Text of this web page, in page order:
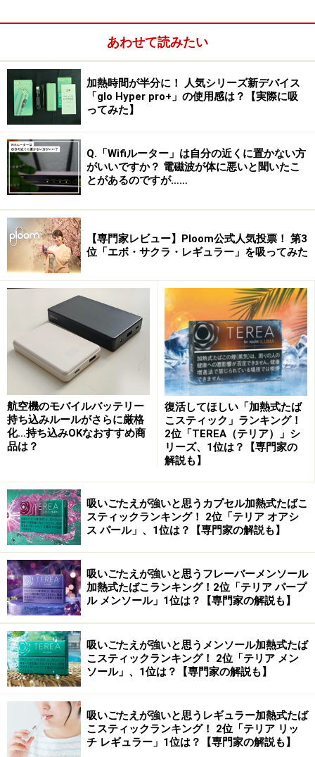
マクセル、アイ・オー・データ、バーベイタムからメデ
ィアがから販売されている。ただし、日立マクセル製以
外は店頭在庫は多くない。
1TBのiVDR-Sには、TS(放送そのままの画質)モードで90
時間～126時間の地上デジ/BS/CSデジタル放送番組を記
録しておける。これは、2時間相当の映画で約53本分も
の容量で、Blu-rayの2層式ディスク(BD-DL、50GB)の15
～21倍、新規格であるBDXL(100GB、128GB)の7～10倍
に相当する。録画モードも複数から選べ、最大25倍での
録画が可能。この場合、1TBのiVカセットで約2380時間
の録画が可能だ。これだけの番組が保存できるので、メ
ディア保管場所の節約になる。大量の録画データを保有
したユーザーほどメリットが大きい。
iVDR-Sはスマホを少し厚くした程度の大きさ
iVのもう一つの特徴は、ダビングの際の高速さ。1時間番
組のダビングに要する時間は約7分で、Blu-rayディスク
より断然速い。内蔵HDDからiVDR-Sへのダビングはもち
ろん、その逆も簡単。当然ながら、番組の消去も高速
で、繰り返し録画が可能。消去防止のためのロックも、
番組ごとに設定できる。
次ページでは、パソコンでの使用について解説する
※記事内容は執筆時点のものです。最新の内容をご確認くださ
い。
あわせて読みたい
加熱時間が半分に！ 人気シリーズ新デバイス
「glo Hyper pro+」の使用感は？【実際に吸
ってみた】
Q.「Wifiルーター」は自分の近くに置かない方
がいいですか？ 電磁波が体に悪いと聞いたこ
とがあるのですが……
【専門家レビュー】Ploom公式人気投票！ 第3
位「エボ・サクラ・レギュラー」を吸ってみた
航空機のモバイルバッテリー
持ち込みルールがさらに厳格
化…持ち込みOKなおすすめ商
品は？
復活してほしい「加熱式たば
こスティック」ランキング！
2位「TEREA（テリア）」シ
リーズ、1位は？【専門家の
解説も】
吸いごたえが強いと思うカプセル加熱式たばこ
スティックランキング！ 2位「テリア オアシ
ス パール」、1位は？【専門家の解説も】
吸いごたえが強いと思うフレーバーメンソール
加熱式たばこランキング！2位「テリア パープ
ル メンソール」1位は？【専門家の解説も】
吸いごたえが強いと思うメンソール加熱式たば
こスティックランキング！ 2位「テリア メン
ソール」、1位は？【専門家の解説も】
吸いごたえが強いと思うレギュラー加熱式たば
こスティックランキング！ 2位「テリア リッ
チ レギュラー」1位は？【専門家の解説も】